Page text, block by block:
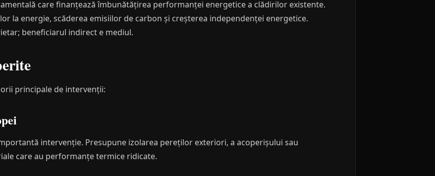
care finanțează îmbunătățirea performanței energetice a clădirilor existente.
la energie, scăderea emisiilor de carbon și creșterea independenței energetice.
beneficiarul indirect e mediul.
principale de intervenții:
intervenție. Presupune izolarea pereților exteriori, a acoperișului sau
care au performanțe termice ridicate.